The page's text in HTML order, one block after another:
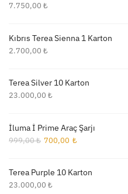
7.750,00 ₺
Kıbrıs Terea Sienna 1 Karton
2.700,00 ₺
Terea Silver 10 Karton
23.000,00 ₺
İluma İ Prime Araç Şarjı
999,00₺ Orijinal
700,00 ₺Şu
700,00 ₺.
Terea Purple 10 Karton
23.000,00 ₺